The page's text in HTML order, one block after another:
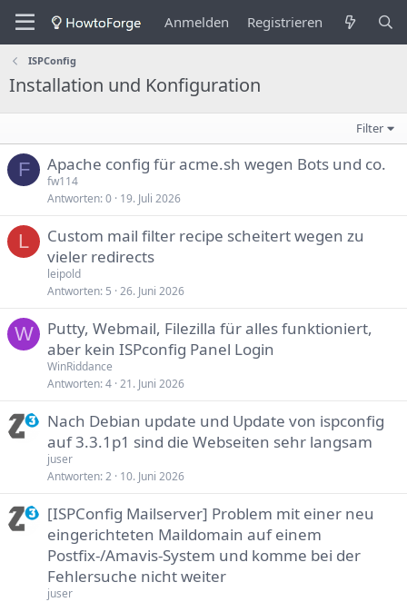
Anmelden Registrieren
ISPConfig
Installation und Konfiguration
Filter
F Apache config für acme.sh wegen Bots und co.
fw114
Antworten 0 19. Juli 2026
L
Custom mail filter recipe scheitert wegen zu
vieler redirects
leipold
Antworten 5 26. Juni 2026
W
Putty, Webmail, Filezilla für alles funktioniert,
aber kein ISPconfig Panel Login
WinRiddance
Antworten 4 21. Juni 2026
Nach Debian update und Update von ispconfig
auf 3.3.1p1 sind die Webseiten sehr langsam
juser
Antworten 2 10. Juni 2026
[ISPConfig Mailserver] Problem mit einer neu
eingerichteten Maildomain auf einem
Postfix-/Amavis-System und komme bei der
Fehlersuche nicht weiter
juser